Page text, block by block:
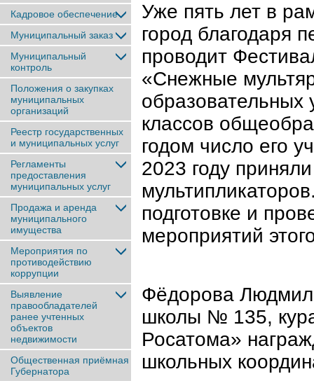
Кадровое обеспечение
Муниципальный заказ
Муниципальный
контроль
Положения о закупках
муниципальных
организаций
Реестр государственных
и муниципальных услуг
Регламенты
предоставления
муниципальных услуг
Продажа и аренда
муниципального
имущества
Мероприятия по
противодействию
коррупции
Выявление
правообладателей
ранее учтенныx
объектов
недвижимости
Общественная приёмная
Губернатора
Уже пять лет в
город благодаря
проводит
«Снежные
классов
годом число его
2023 году
подготовке и
мероприятий
Фёдорова
школы № 135,
Росатома»
школьных